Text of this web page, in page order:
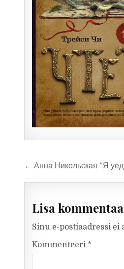
Navigeerimine
← Анна Никольская “Я
Lisa
Sinu e-postiaadressi ei
Kommenteeri *